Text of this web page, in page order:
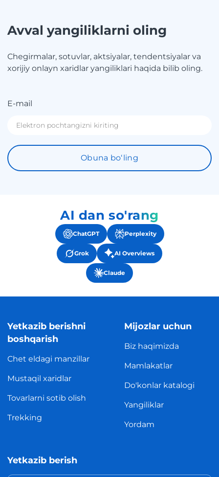
Avval yangiliklarni oling
Chegirmalar, sotuvlar, aktsiyalar, tendentsiyalar va
xorijiy onlayn xaridlar yangiliklari haqida bilib oling.
E-mail
Obuna boʻling
AI dan so'rang
ChatGPT Perplexity
Grok AI Overviews
Claude
Yetkazib berishni
boshqarish
Chet eldagi manzillar
Mustaqil xaridlar
Tovarlarni sotib olish
Trekking
Mijozlar uchun
Biz haqimizda
Mamlakatlar
Do'konlar katalogi
Yangiliklar
Yordam
Yetkazib berish